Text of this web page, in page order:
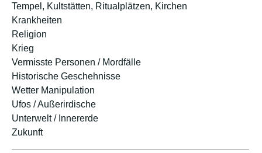
Tempel, Kultstätten, Ritualplätzen, Kirchen
Krankheiten
Religion
Krieg
Vermisste Personen / Mordfälle
Historische Geschehnisse
Wetter Manipulation
Ufos / Außerirdische
Unterwelt / Innererde
Zukunft